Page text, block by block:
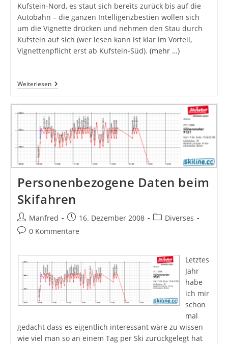
Kufstein-Nord, es staut sich bereits zurück bis auf die
Autobahn – die ganzen Intelligenzbestien wollen sich
um die Vignette drücken und nehmen den Stau durch
Kufstein auf sich (wer lesen kann ist klar im Vorteil,
Vignettenpflicht erst ab Kufstein-Süd). (mehr …)
WeiterlesenDer
Ganz
Ski-
Wahnsinn…!
Personenbezogene Daten beim
Skifahren
Beitrags-
Autor:
Manfred
Beitrag
veröffentlicht:
16. Dezember 2008
Beitrags-
Diverses
Beitrags-
0 Kommentare
Letztes
Jahr
habe
ich mir
schon
mal
gedacht dass es eigentlich interessant wäre zu wissen
wie viel man so an einem Tag per Ski zurückgelegt hat